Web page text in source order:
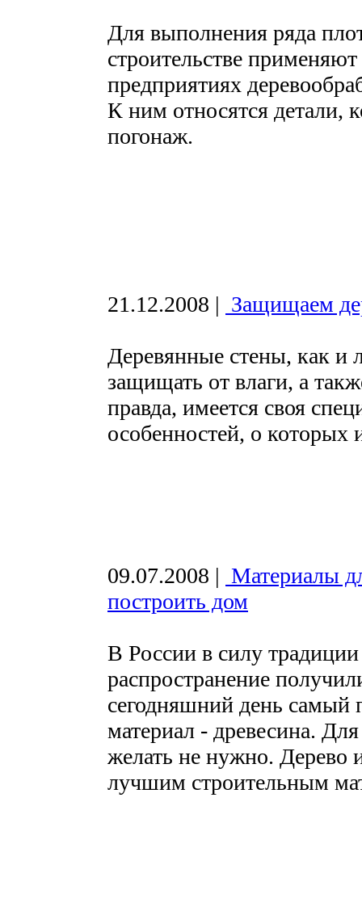
Для выполнения ряда
строительстве
предприятиях
К ним относятся детали,
погонаж.
21.12.2008 | Защищаем
Деревянные стены, как и
защищать от влаги, а
правда, имеется своя
особенностей, о которых
09.07.2008 | Материалы
построить дом
В России в силу
распространение
сегодняшний день
материал - древесина.
желать не нужно. Дерево
лучшим строительным